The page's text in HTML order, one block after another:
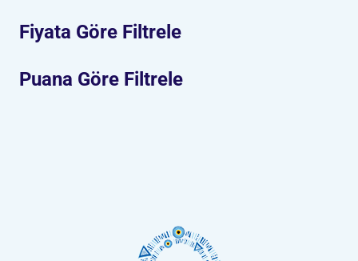
Fiyata Göre Filtrele
Puana Göre Filtrele